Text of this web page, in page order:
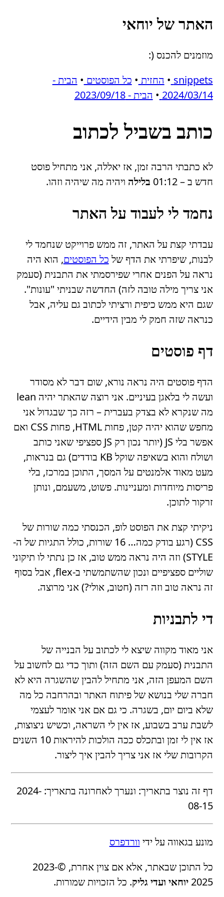
האתר של יוחאי
מוזמנים להכנס (:
snippets
• החזית • כל הפוסטים • הבית -
2024/03/14
• הבית - 2023/09/18
כותב בשביל לכתוב
לא כתבתי הרבה זמן, אז יאללה, אני מתחיל פוסט
חדש ב – 01:12
בלילה ויהיה מה שיהיה וזהו.
נחמד לי לעבוד על האתר
עבדתי קצת על האתר, זה ממש פרוייקט שנחמד לי
לבנות, שיפרתי את הדף של כל הפוסטים, הוא היה
נראה על הפנים אחרי שפירסמתי את התבנית (סעמק
אני צריך מילה טובה לזה) החדשה שבניתי "עונות".
שגם היא ממש כיפית ורציתי לכתוב גם עליה, אבל
כנראה שזה חמק לי מבין הידיים.
דף פוסטים
הדף פוסטים היה נראה נורא, שום דבר לא מסודר
ועשה לי בלאגן בעיניים. אני רוצה שהאתר יהיה lean
מה שנקרא לא בצדק בעברית – רזה כך שבגדול אני
מחפש שהוא יהיה קטן, פחות HTML, פחות CSS ואם
אפשר בלי JS (יותר נכון רק JS ספציפי שאני כותב
ושולח והוא בשאיפה שוקל KB בודדים) גם בנראות,
מעט מאוד אלמנטים על המסך, התוכן במרכז, בלי
פריסות מיוחדות ומעניינות. פשוט, משעמם, ונותן
זרקור לתוכן.
ניקיתי קצת את הפוסט לופ, הכנסתי כמה שורות של
CSS (רגע בודק כמה… 16 שורות, כולל התגיות של ה-
STYLE) וזה היה נראה ממש טוב, אז כן נתתי לו תיקוני
שוליים ספציפיים ונכון שהשתמשתי ב-flex, אבל בסוף
זה נראה טוב וזה רזה (חטוב, אולי?) אני מרוצה.
די לתבניות
אני מאוד מקווה שיצא לי לכתוב על הבנייה של
התבנית (סעמק עם השם הזה) ותוך כדי גם לחשוב על
השם המעפן הזה, אני מתחיל להבין שהשגרה היא לא
חברה שלי בנושא של פיתוח האתר ובהרחבה כל מה
שלא ביום יום, בשגרה. כי גם אם אני אומר לעצמי
לשבת ערב בשבוע, אז אין לי השראה, וכשיש ניצוצות,
אז אין לי זמן ובתכלס ככה הולכות להיראות 10 השנים
הקרובות שלי אז אני צריך להבין איך ליצור.
דף זה נוצר בתאריך: ונערך לאחרונה בתאריך:2024-
08-15
מונע בגאווה על ידי וורדפרס
כל התוכן שבאתר, אלא אם צוין אחרת, ©2023-
2025 יוחאי ועדי גליק. כל הזכויות שמורות.